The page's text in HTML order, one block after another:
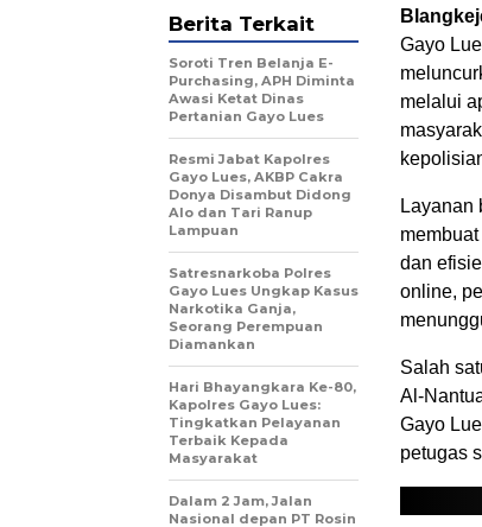
Gayo
melalui
Layanan
dan
online,
Salah
Al-
Gayo
petugas
Berita Terkait
Soroti Tren Belanja E-
Purchasing, APH Diminta
Awasi Ketat Dinas
Pertanian Gayo Lues
Resmi Jabat Kapolres
Gayo Lues, AKBP Cakra
Donya Disambut Didong
Alo dan Tari Ranup
Lampuan
Satresnarkoba Polres
Gayo Lues Ungkap Kasus
Narkotika Ganja,
Seorang Perempuan
Diamankan
Hari Bhayangkara Ke-80,
Kapolres Gayo Lues:
Tingkatkan Pelayanan
Terbaik Kepada
Masyarakat
Dalam 2 Jam, Jalan
Nasional depan PT Rosin